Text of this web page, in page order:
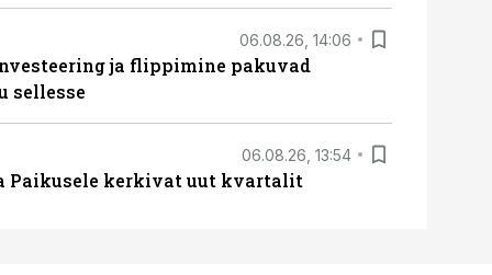
06.08.26, 14:06
ja flippimine pakuvad
sellesse
06.08.26, 13:54
Paikusele kerkivat uut kvartalit